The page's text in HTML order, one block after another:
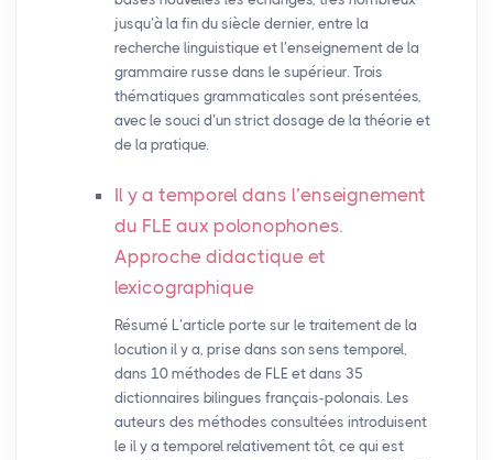
jusqu’à la fin du siècle dernier, entre la
recherche linguistique et l’enseignement de la
grammaire russe dans le supérieur. Trois
thématiques grammaticales sont présentées,
avec le souci d’un strict dosage de la théorie et
de la pratique.
Il y a temporel dans l’enseignement
du FLE aux polonophones.
Approche didactique et
lexicographique
Résumé L’article porte sur le traitement de la
locution il y a, prise dans son sens temporel,
dans 10 méthodes de FLE et dans 35
dictionnaires bilingues français-polonais. Les
auteurs des méthodes consultées introduisent
le il y a temporel relativement tôt, ce qui est